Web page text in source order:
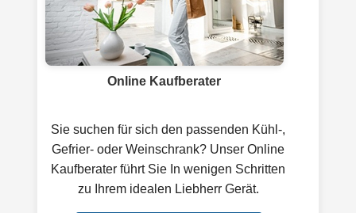
Online Kaufberater
Sie suchen für sich den passenden Kühl-,
Gefrier- oder Weinschrank? Unser Online
Kaufberater führt Sie In wenigen Schritten
zu Ihrem idealen Liebherr Gerät.